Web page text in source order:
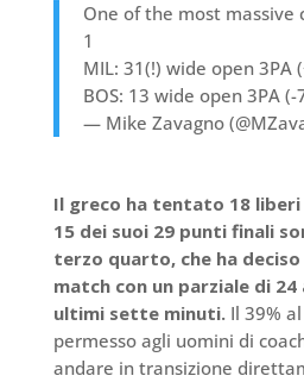
One of the most massive
1
MIL: 31(!) wide open 3PA
BOS: 13 wide open 3PA
— Mike Zavagno
Il greco ha tentato 18 liberi
15 dei suoi 29 punti finali
terzo quarto, che ha
match con un parziale di 24
ultimi sette minuti.Il 39%
permesso agli uomini di
andare in transizione